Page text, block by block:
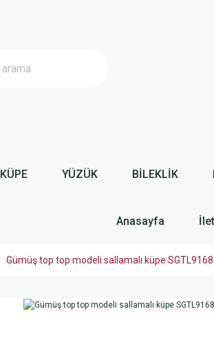
KÜPE YÜZÜK BİLEKLİK
Anasayfa
Gümüş top top modeli sallamalı küpe SGTL9168